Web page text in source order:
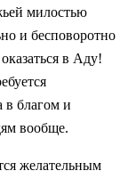
милостью
и бесповоротно
в Аду!
в благом и
вообще.
желательным